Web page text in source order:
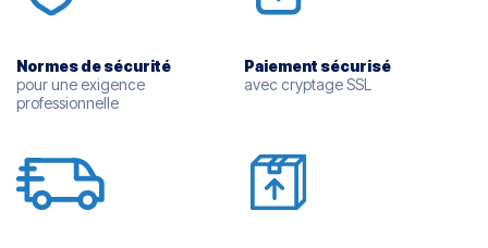
Normes de sécurité
pour une exigence
professionnelle
Paiement sécurisé
avec cryptage SSL